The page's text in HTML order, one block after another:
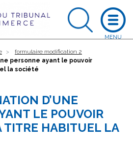
formulaire modification 2
personne ayant le pouvoir
la société
D’UNE
LE POUVOIR
TITRE HABITUEL LA